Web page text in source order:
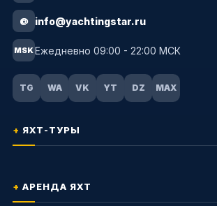
@ info@yachtingstar.ru
MSKЕжедневно 09:00 - 22:00 МСК
TG WA VK YT DZ MAX
ЯХТ-ТУРЫ
АРЕНДА ЯХТ